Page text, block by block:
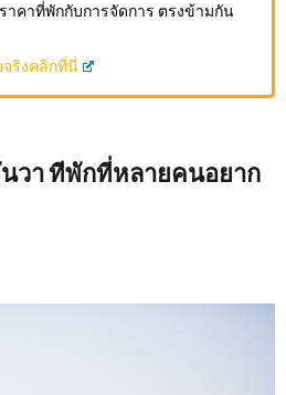
ราคาที่พักกับการจัดการ ตรงข้ามกัน
จริงคลิกที่นี่
วา ทีพักที่หลายคนอยาก